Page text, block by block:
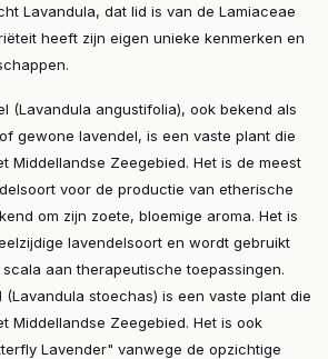
Lavandula, dat lid is van de Lamiaceae
heeft zijn eigen unieke kenmerken en
(Lavandula angustifolia), ook bekend als
gewone lavendel, is een vaste plant die
Middellandse Zeegebied. Het is de meest
voor de productie van etherische
om zijn zoete, bloemige aroma. Het is
lavendelsoort en wordt gebruikt
aan therapeutische toepassingen.
(Lavandula stoechas) is een vaste plant die
Middellandse Zeegebied. Het is ook
Lavender" vanwege de opzichtige